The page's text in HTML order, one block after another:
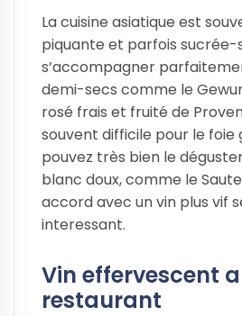
La cuisine asiatique est
piquante et parfois sucrée-
s’accompagner
demi-secs comme le
rosé frais et fruité de
souvent difficile pour le foie
pouvez très bien le
blanc doux, comme le
accord avec un vin plus vif
interessant.
Vin effervescent
restaurant